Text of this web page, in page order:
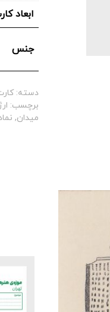
ابعاد
جنس
دسته:
برچسب:
میدان,